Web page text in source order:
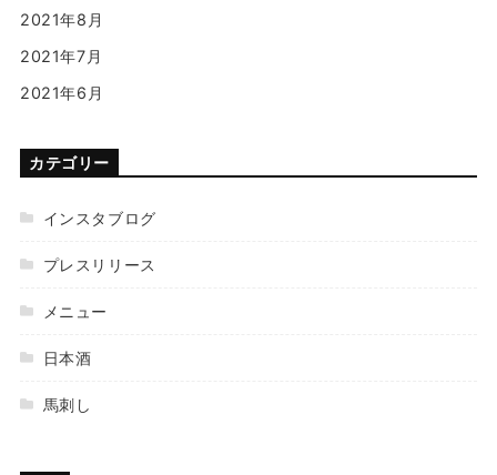
2021年8月
2021年7月
2021年6月
カテゴリー
インスタブログ
プレスリリース
メニュー
日本酒
馬刺し